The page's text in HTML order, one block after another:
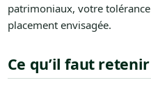
patrimoniaux, votre
placement envisagée.
Ce qu’il faut